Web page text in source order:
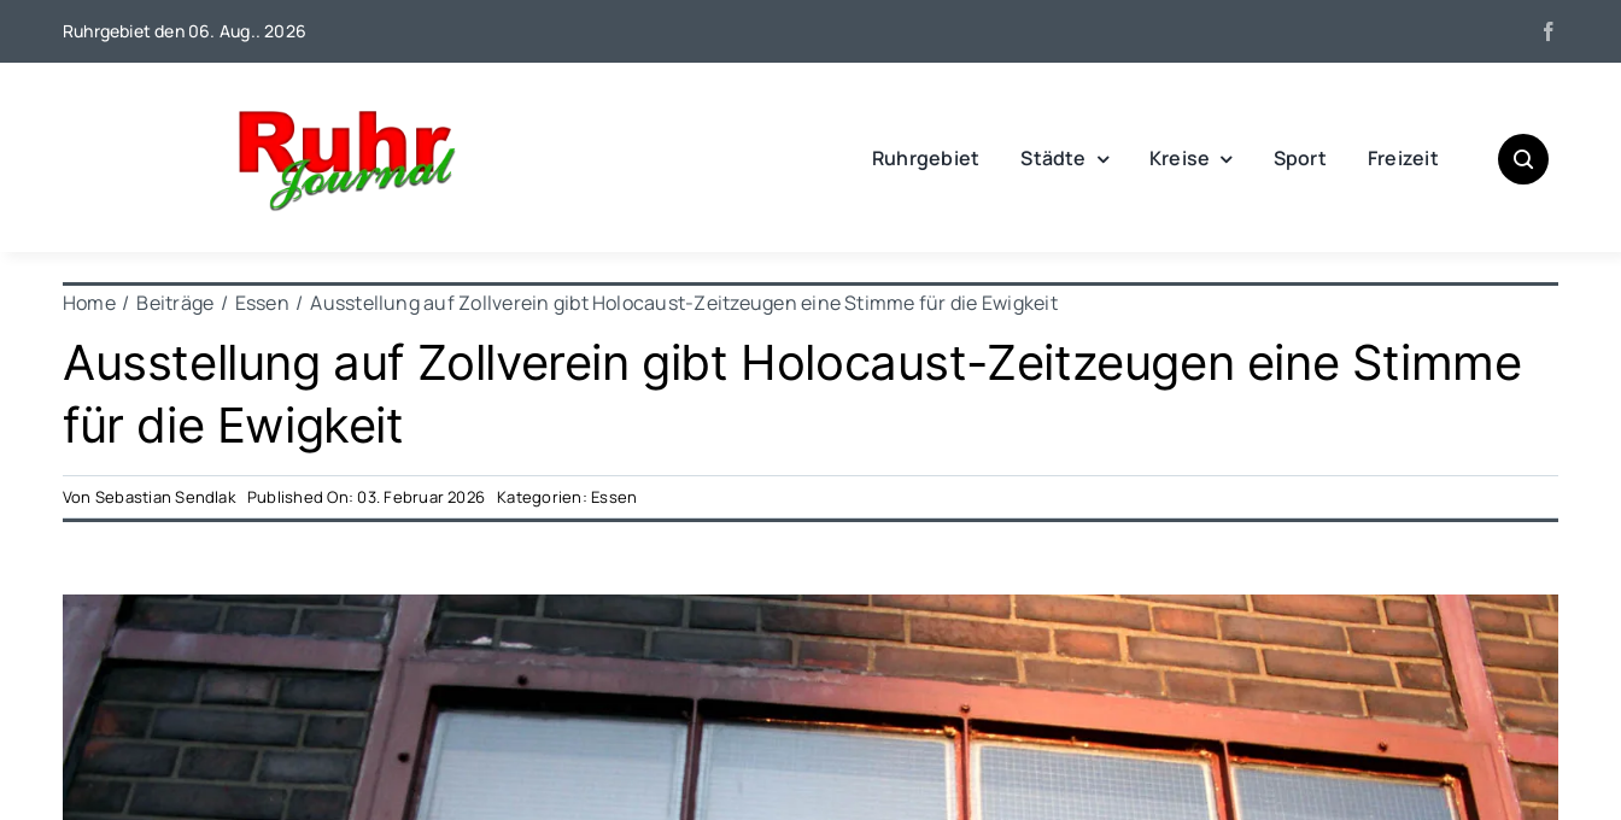
Ruhrgebiet den 06. Aug.. 2026
Ruhrgebiet Städte Kreise Sport Freizeit
Home Beiträge Essen Ausstellung auf Zollverein gibt Holocaust-Zeitzeugen eine Stimme für die Ewigkeit
Ausstellung auf Zollverein gibt Holocaust-Zeitzeugen eine Stimme
für die Ewigkeit
Von Sebastian Sendlak Published On: 03. Februar 2026 Kategorien:Essen